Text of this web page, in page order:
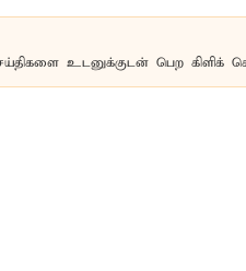
உடனுக்குடன் பெற கிளிக்